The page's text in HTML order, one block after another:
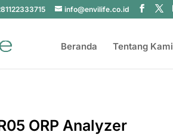
info@envilife.co.id
Beranda Tentang Kami
ORP Analyzer